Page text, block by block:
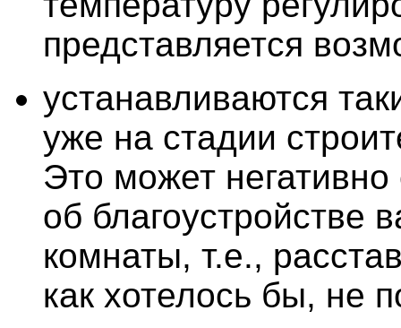
представляется
устанавливаются
уже на стадии
Это может негативно
об благоустройстве
комнаты, т.е.,
как хотелось бы, не